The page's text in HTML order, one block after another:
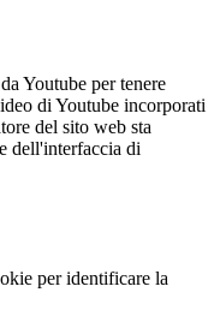
Youtube per tenere
di Youtube incorporati
del sito web sta
dell'interfaccia di
per identificare la